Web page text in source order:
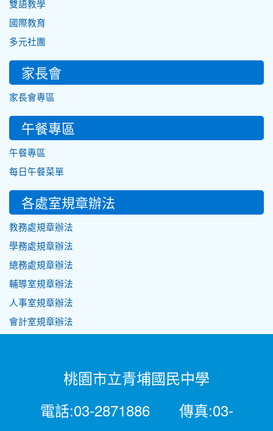
雙語教學
國際教育
多元社團
家長會
家長會專區
午餐專區
午餐專區
每日午餐菜單
各處室規章辦法
教務處規章辦法
學務處規章辦法
總務處規章辦法
輔導室規章辦法
人事室規章辦法
會計室規章辦法
桃園市立青埔國民中學
電話:03-2871886 傳真:03-